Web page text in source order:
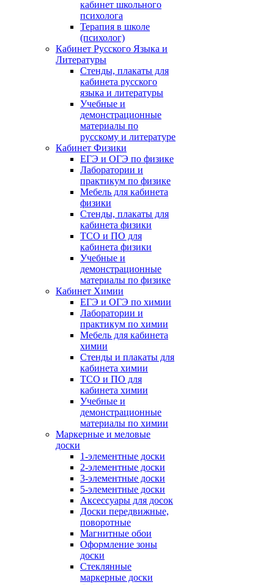
кабинет школьного
психолога
Терапия в школе
(психолог)
Кабинет Русского Языка и
Литературы
Стенды, плакаты для
кабинета русского
языка и литературы
Учебные и
демонстрационные
материалы по
русскому и литературе
Кабинет Физики
ЕГЭ и ОГЭ по физике
Лаборатории и
практикум по физике
Мебель для кабинета
физики
Стенды, плакаты для
кабинета физики
ТСО и ПО для
кабинета физики
Учебные и
демонстрационные
материалы по физике
Кабинет Химии
ЕГЭ и ОГЭ по химии
Лаборатории и
практикум по химии
Мебель для кабинета
химии
Стенды и плакаты для
кабинета химии
ТСО и ПО для
кабинета химии
Учебные и
демонстрационные
материалы по химии
Маркерные и меловые
доски
1-элементные доски
2-элементные доски
3-элементные доски
5-элементные доски
Аксессуары для досок
Доски передвижные,
поворотные
Магнитные обои
Оформление зоны
доски
Стеклянные
маркерные доски